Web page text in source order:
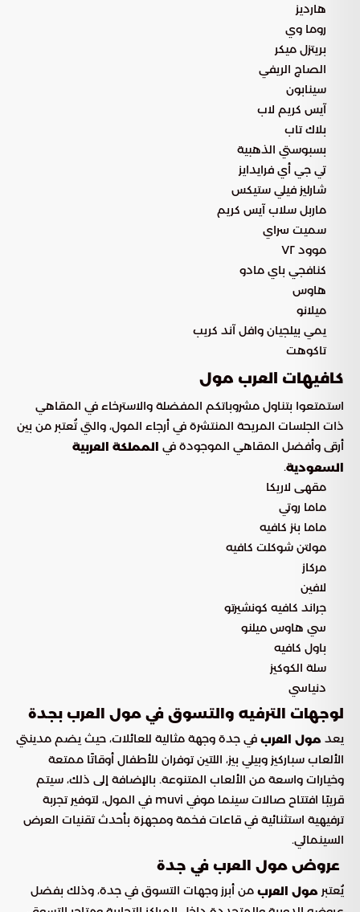
هارديز
روما وي
بريتزل ميكر
الصاج الريفي
سينابون
آيس كريم لاب
بلاك تاب
بسبوستي الذهبية
تي جي أي فرايدايز
شارليز فيلي ستيكس
ماربل سلاب آيس كريم
سميت سراي
موود ٧٢
كنافجي باي مادو
هاوس
ميلانو
يمي بيلجيان وافل آند كريب
تاكوهت
كافيهات العرب مول
استمتعوا بتناول مشروباتكم المفضلة والاسترخاء في المقاهي
ذات الجلسات المريحة المنتشرة في أرجاء المول، والتي تُعتبر من بين
أرقى وأفضل المقاهي الموجودة في المملكة العربية
السعودية.
مقهى لاريكا
ماما روتي
ماما بنز كافيه
مولتن شوكلت كافيه
مركاز
لافين
جراند كافيه كونشيرتو
سي هاوس ميلنو
باول كافيه
سلة الكوكيز
دنياسي
لوجهات الترفيه والتسوق في مول العرب بجدة
يعد مول العرب في جدة وجهة مثالية للعائلات، حيث يضم مدينتي
الألعاب سباركيز وبيلي بيز، اللتين توفران للأطفال أوقاتًا ممتعة
وخيارات واسعة من الألعاب المتنوعة. بالإضافة إلى ذلك، سيتم
قريبًا افتتاح صالات سينما موفي muvi في المول، لتوفير تجربة
ترفيهية استثنائية في قاعات فخمة ومجهزة بأحدث تقنيات العرض
السينمائي.
عروض مول العرب في جدة
يُعتبر مول العرب من أبرز وجهات التسوق في جدة، وذلك بفضل